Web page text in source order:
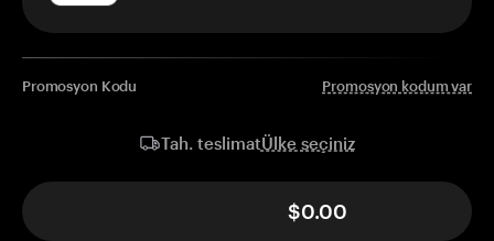
Promosyon Kodu Promosyon kodum var
Tah. teslimatÜlke seçiniz
$0.00